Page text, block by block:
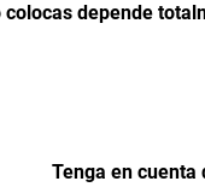
colocas depende
Tenga en cuenta